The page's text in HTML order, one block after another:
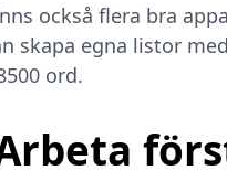
också flera bra
skapa egna listor
ord.